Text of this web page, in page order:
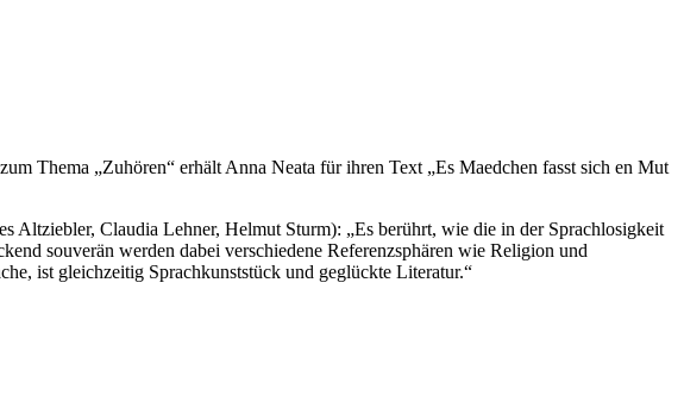
Thema „Zuhören“ erhält Anna Neata für ihren Text „Es Maedchen fasst sich en Mut
Altziebler, Claudia Lehner, Helmut Sturm): „Es berührt, wie die in der Sprachlosigkeit
souverän werden dabei verschiedene Referenzsphären wie Religion und
ist gleichzeitig Sprachkunststück und geglückte Literatur.“